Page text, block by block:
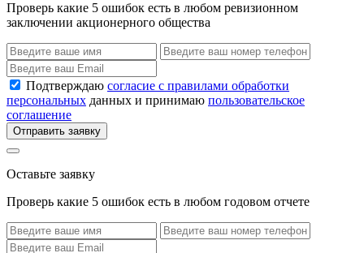
Проверь какие 5 ошибок есть в любом ревизионном
заключении акционерного общества
Подтверждаю согласие с правилами обработки
персональных данных и принимаю пользовательское
соглашение
Отправить заявку
Оставьте заявку
Проверь какие 5 ошибок есть в любом годовом отчете